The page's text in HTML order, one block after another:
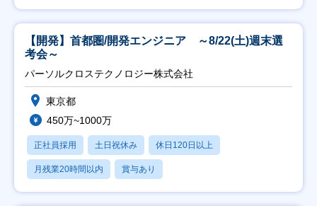
【開発】首都圏/開発エンジニア ～8/22(土)週末選
考会～
パーソルクロステクノロジー株式会社
東京都
450万~1000万
正社員採用 土日祝休み 休日120日以上
月残業20時間以内 賞与あり